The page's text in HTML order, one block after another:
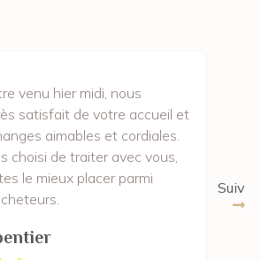
venu hier midi, nous
satisfait de votre accueil et
aimables et cordiales.
choisi de traiter avec vous,
le mieux placer parmi
Suiv